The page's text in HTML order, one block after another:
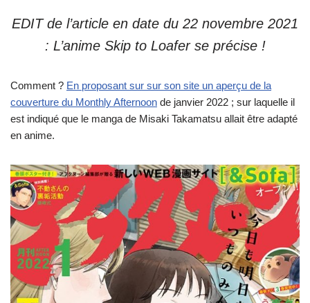
EDIT de l’article en date du 22 novembre 2021
: L’anime Skip to Loafer se précise !
Comment ? En proposant sur sur son site un aperçu de la
couverture du Monthly Afternoon de janvier 2022 ; sur laquelle il
est indiqué que le manga de Misaki Takamatsu allait être adapté
en anime.